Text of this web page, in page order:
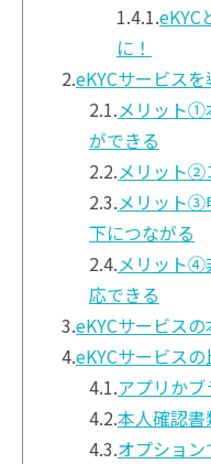
1.4.1.eKYC
に！
2.eKYCサービス
2.1.メリット①
ができる
2.2.メリット②
2.3.メリット③
下につながる
2.4.メリット④
応できる
3.eKYCサービス
4.eKYCサービス
4.1.アプリか
4.2.本人確認
4.3.オプショ